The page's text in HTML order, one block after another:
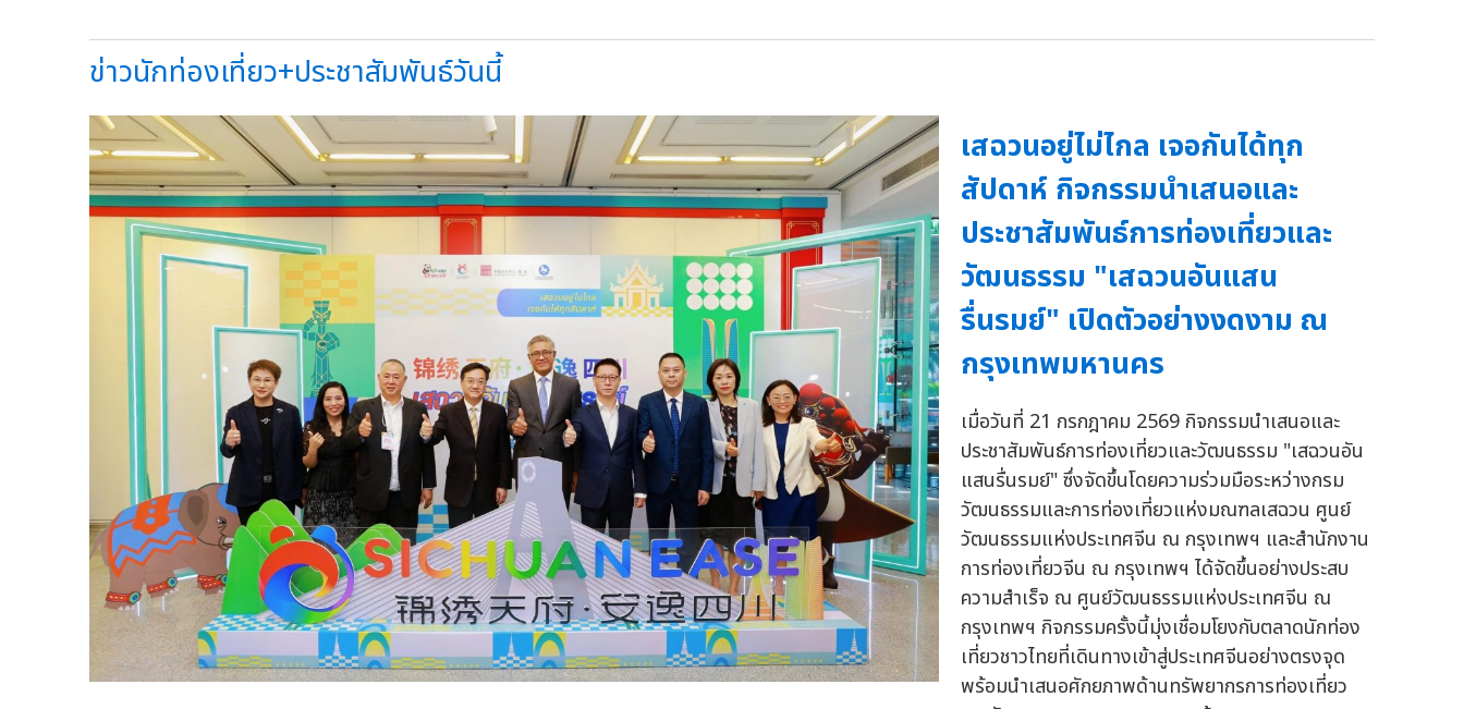
ข่าวนักท่องเที่ยว+ประชาสัมพันธ์วันนี้
เสฉวนอยู่ไม่ไกล เจอกันได้ทุก
สัปดาห์ กิจกรรมนำเสนอและ
ประชาสัมพันธ์การท่องเที่ยวและ
วัฒนธรรม "เสฉวนอันแสน
รื่นรมย์" เปิดตัวอย่างงดงาม ณ
กรุงเทพมหานคร
เมื่อวันที่ 21 กรกฎาคม 2569 กิจกรรมนำเสนอและ
ประชาสัมพันธ์การท่องเที่ยวและวัฒนธรรม "เสฉวนอัน
แสนรื่นรมย์" ซึ่งจัดขึ้นโดยความร่วมมือระหว่างกรม
วัฒนธรรมและการท่องเที่ยวแห่งมณฑลเสฉวน ศูนย์
วัฒนธรรมแห่งประเทศจีน ณ กรุงเทพฯ และสำนักงาน
การท่องเที่ยวจีน ณ กรุงเทพฯ ได้จัดขึ้นอย่างประสบ
ความสำเร็จ ณ ศูนย์วัฒนธรรมแห่งประเทศจีน ณ
กรุงเทพฯ กิจกรรมครั้งนี้มุ่งเชื่อมโยงกับตลาดนักท่อง
เที่ยวชาวไทยที่เดินทางเข้าสู่ประเทศจีนอย่างตรงจุด
พร้อมนำเสนอศักยภาพด้านทรัพยากรการท่องเที่ยว